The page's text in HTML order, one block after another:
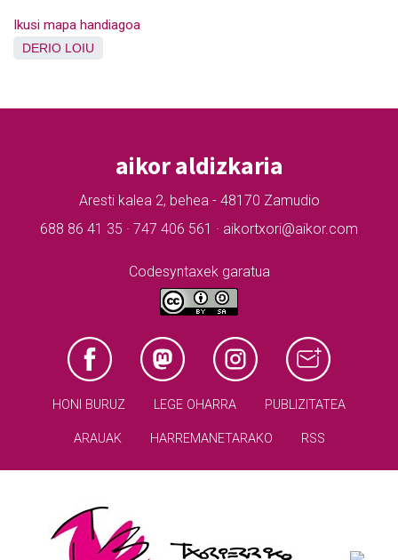
Ikusi mapa handiagoa
DERIO LOIU
aikor aldizkaria
Aresti kalea 2, behea - 48170 Zamudio
688 86 41 35 · 747 406 561 · aikortxori@aikor.com
Codesyntaxek garatua
HONI BURUZ LEGE OHARRA PUBLIZITATEA
ARAUAK HARREMANETARAKO RSS